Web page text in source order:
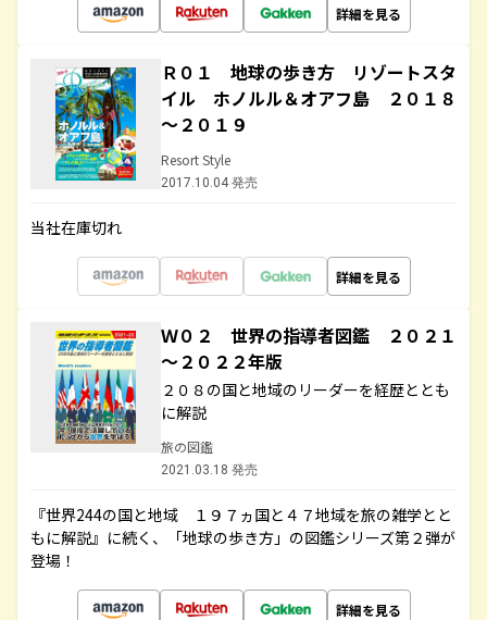
詳細を見る
Ｒ０１ 地球の歩き方 リゾートスタ
イル ホノルル＆オアフ島 ２０１８
～２０１９
Resort Style
2017.10.04 発売
当社在庫切れ
詳細を見る
Ｗ０２ 世界の指導者図鑑 ２０２１
～２０２２年版
２０８の国と地域のリーダーを経歴ととも
に解説
旅の図鑑
2021.03.18 発売
『世界244の国と地域 １９７ヵ国と４７地域を旅の雑学とと
もに解説』に続く、「地球の歩き方」の図鑑シリーズ第２弾が
登場！
詳細を見る